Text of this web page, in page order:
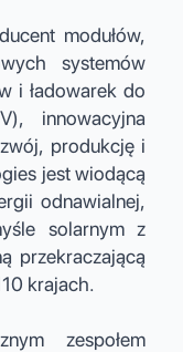
modułów,
systemów
i ładowarek do
innowacyjna
produkcję i
jest wiodącą
odnawialnej,
solarnym z
przekraczającą
krajach.
zespołem